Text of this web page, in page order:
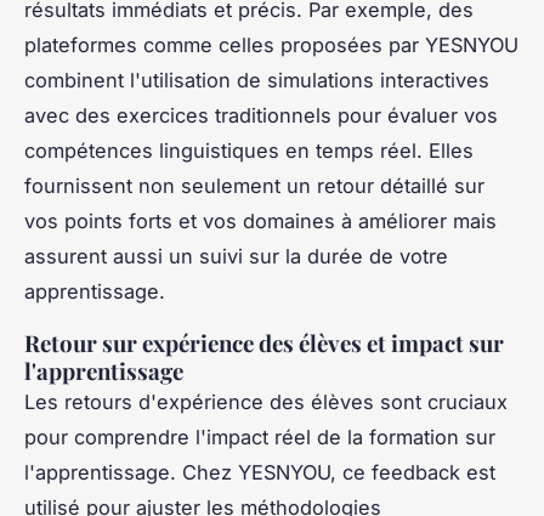
résultats immédiats et précis. Par exemple, des
plateformes comme celles proposées par YESNYOU
combinent l'utilisation de simulations interactives
avec des exercices traditionnels pour évaluer vos
compétences linguistiques en temps réel. Elles
fournissent non seulement un retour détaillé sur
vos points forts et vos domaines à améliorer mais
assurent aussi un suivi sur la durée de votre
apprentissage.
Retour sur expérience des élèves et impact sur
l'apprentissage
Les retours d'expérience des élèves sont cruciaux
pour comprendre l'impact réel de la formation sur
l'apprentissage. Chez YESNYOU, ce feedback est
utilisé pour ajuster les méthodologies